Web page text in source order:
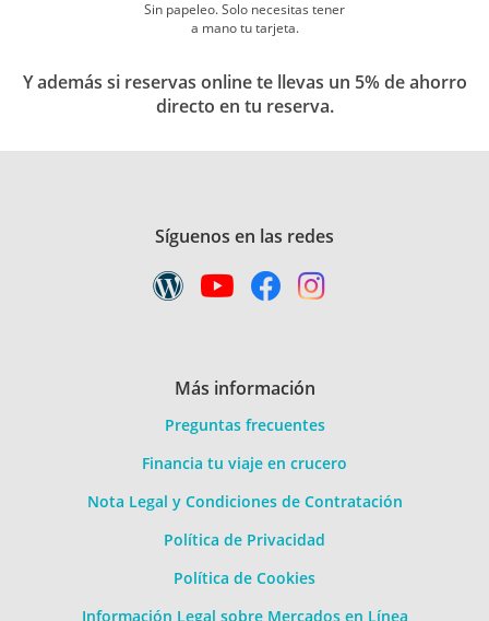
Sin papeleo. Solo necesitas tener
a mano tu tarjeta.
Y además si reservas online te llevas un 5% de ahorro
directo en tu reserva.
Síguenos en las redes
Más información
Preguntas frecuentes
Financia tu viaje en crucero
Nota Legal y Condiciones de Contratación
Política de Privacidad
Política de Cookies
Información Legal sobre Mercados en Línea